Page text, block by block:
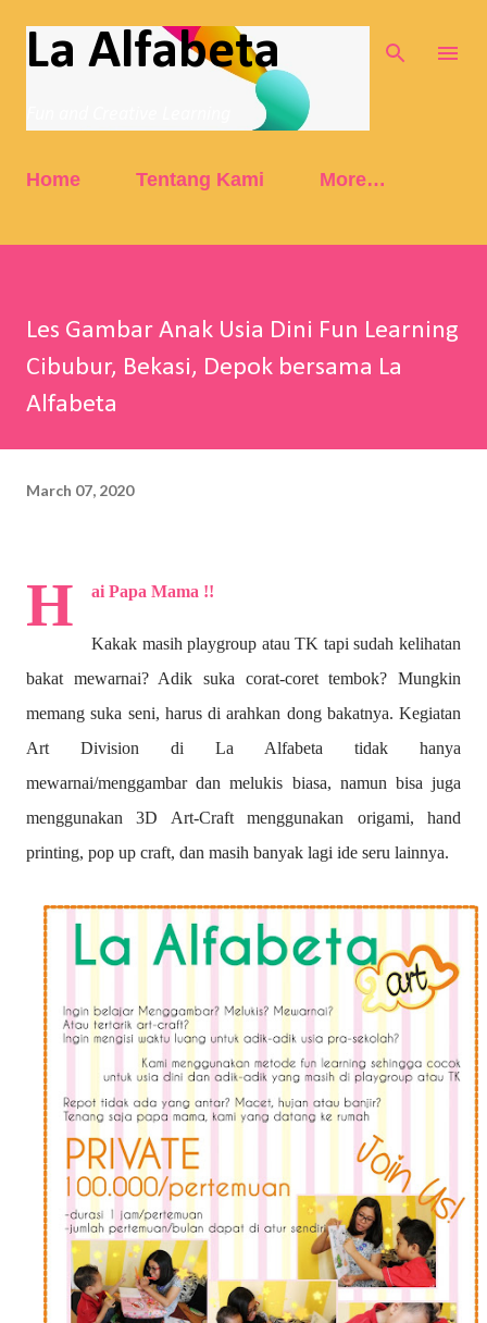
Skip to main content
La Alfabeta
Home Tentang Kami More…
Les Gambar Anak Usia Dini Fun Learning
Cibubur, Bekasi, Depok bersama La
Alfabeta
March 07, 2020
H ai Papa Mama !!
Kakak masih playgroup atau TK tapi sudah kelihatan
bakat mewarnai? Adik suka corat-coret tembok? Mungkin
memang suka seni, harus di arahkan dong bakatnya. Kegiatan
Art Division di La Alfabeta tidak hanya
mewarnai/menggambar dan melukis biasa, namun bisa juga
menggunakan 3D Art-Craft menggunakan origami, hand
printing, pop up craft, dan masih banyak lagi ide seru lainnya.